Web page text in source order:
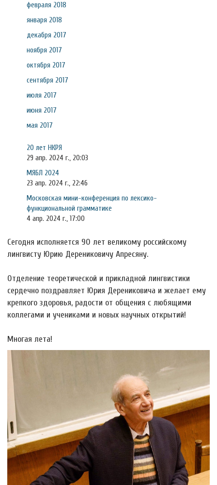
февраля 2018
января 2018
декабря 2017
ноября 2017
октября 2017
сентября 2017
июля 2017
июня 2017
мая 2017
20 лет НКРЯ
29 апр. 2024 г., 20:03
МЯБЛ 2024
23 апр. 2024 г., 22:46
Московская мини-конференция по лексико-
функциональной грамматике
4 апр. 2024 г., 17:00
Сегодня исполняется 90 лет великому российскому
лингвисту Юрию Дерениковичу Апресяну.
Отделение теоретической и прикладной лингвистики
сердечно поздравляет Юрия Дерениковича и желает ему
крепкого здоровья, радости от общения с любящими
коллегами и учениками и новых научных открытий!
Многая лета!